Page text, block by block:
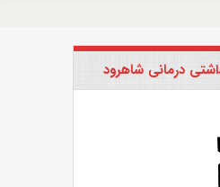
درمانی شاهرود